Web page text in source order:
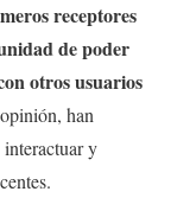
receptores
de poder
otros usuarios
han
interactuar y